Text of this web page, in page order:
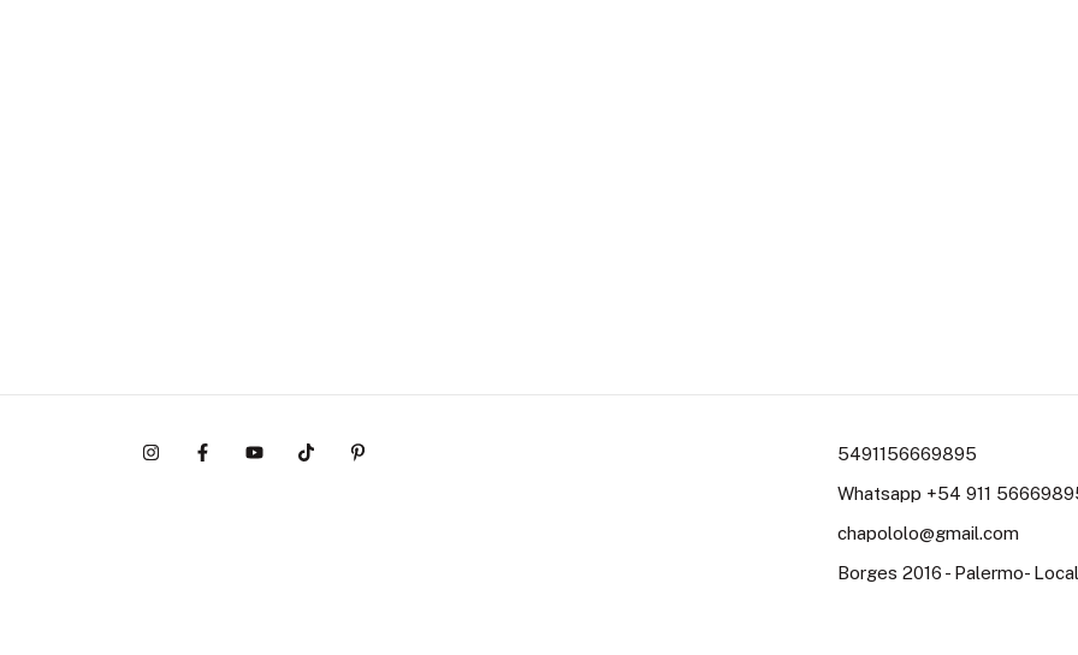
5491156669895
Whatsapp +54 911
chapololo@gmail.com
Borges 2016 - Palermo-